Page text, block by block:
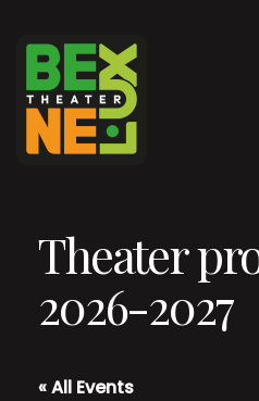
Theater
2026-2027
« All Events